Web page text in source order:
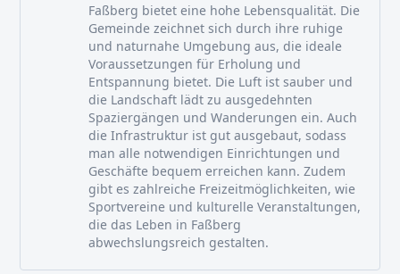
Faßberg bietet eine hohe Lebensqualität. Die
Gemeinde zeichnet sich durch ihre ruhige
und naturnahe Umgebung aus, die ideale
Voraussetzungen für Erholung und
Entspannung bietet. Die Luft ist sauber und
die Landschaft lädt zu ausgedehnten
Spaziergängen und Wanderungen ein. Auch
die Infrastruktur ist gut ausgebaut, sodass
man alle notwendigen Einrichtungen und
Geschäfte bequem erreichen kann. Zudem
gibt es zahlreiche Freizeitmöglichkeiten, wie
Sportvereine und kulturelle Veranstaltungen,
die das Leben in Faßberg
abwechslungsreich gestalten.